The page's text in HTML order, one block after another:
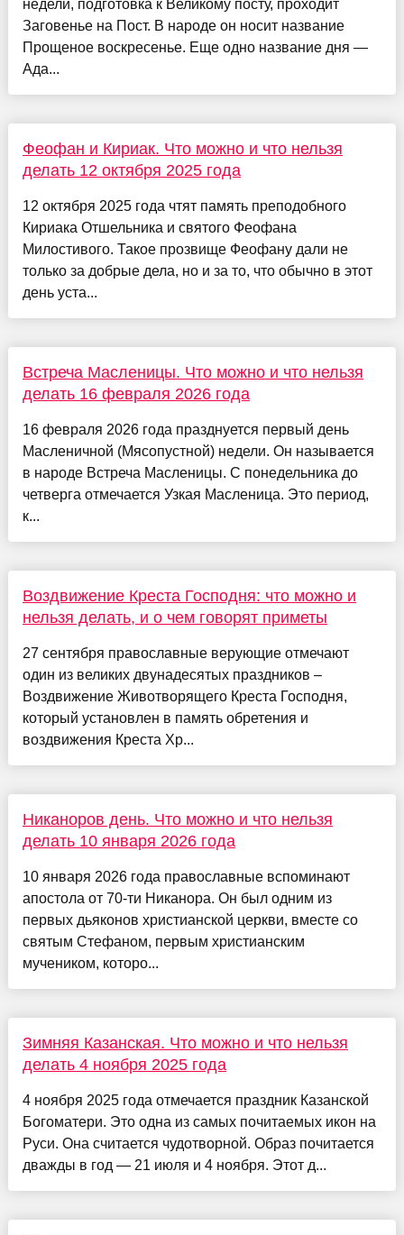
недели, подготовка к Великому посту, проходит
Заговенье на Пост. В народе он носит название
Прощеное воскресенье. Еще одно название дня —
Ада...
Феофан и Кириак. Что можно и что нельзя
делать 12 октября 2025 года
12 октября 2025 года чтят память преподобного
Кириака Отшельника и святого Феофана
Милостивого. Такое прозвище Феофану дали не
только за добрые дела, но и за то, что обычно в этот
день уста...
Встреча Масленицы. Что можно и что нельзя
делать 16 февраля 2026 года
16 февраля 2026 года празднуется первый день
Масленичной (Мясопустной) недели. Он называется
в народе Встреча Масленицы. С понедельника до
четверга отмечается Узкая Масленица. Это период,
к...
Воздвижение Креста Господня: что можно и
нельзя делать, и о чем говорят приметы
27 сентября православные верующие отмечают
один из великих двунадесятых праздников –
Воздвижение Животворящего Креста Господня,
который установлен в память обретения и
воздвижения Креста Хр...
Никаноров день. Что можно и что нельзя
делать 10 января 2026 года
10 января 2026 года православные вспоминают
апостола от 70-ти Никанора. Он был одним из
первых дьяконов христианской церкви, вместе со
святым Стефаном, первым христианским
мучеником, которо...
Зимняя Казанская. Что можно и что нельзя
делать 4 ноября 2025 года
4 ноября 2025 года отмечается праздник Казанской
Богоматери. Это одна из самых почитаемых икон на
Руси. Она считается чудотворной. Образ почитается
дважды в год — 21 июля и 4 ноября. Этот д...